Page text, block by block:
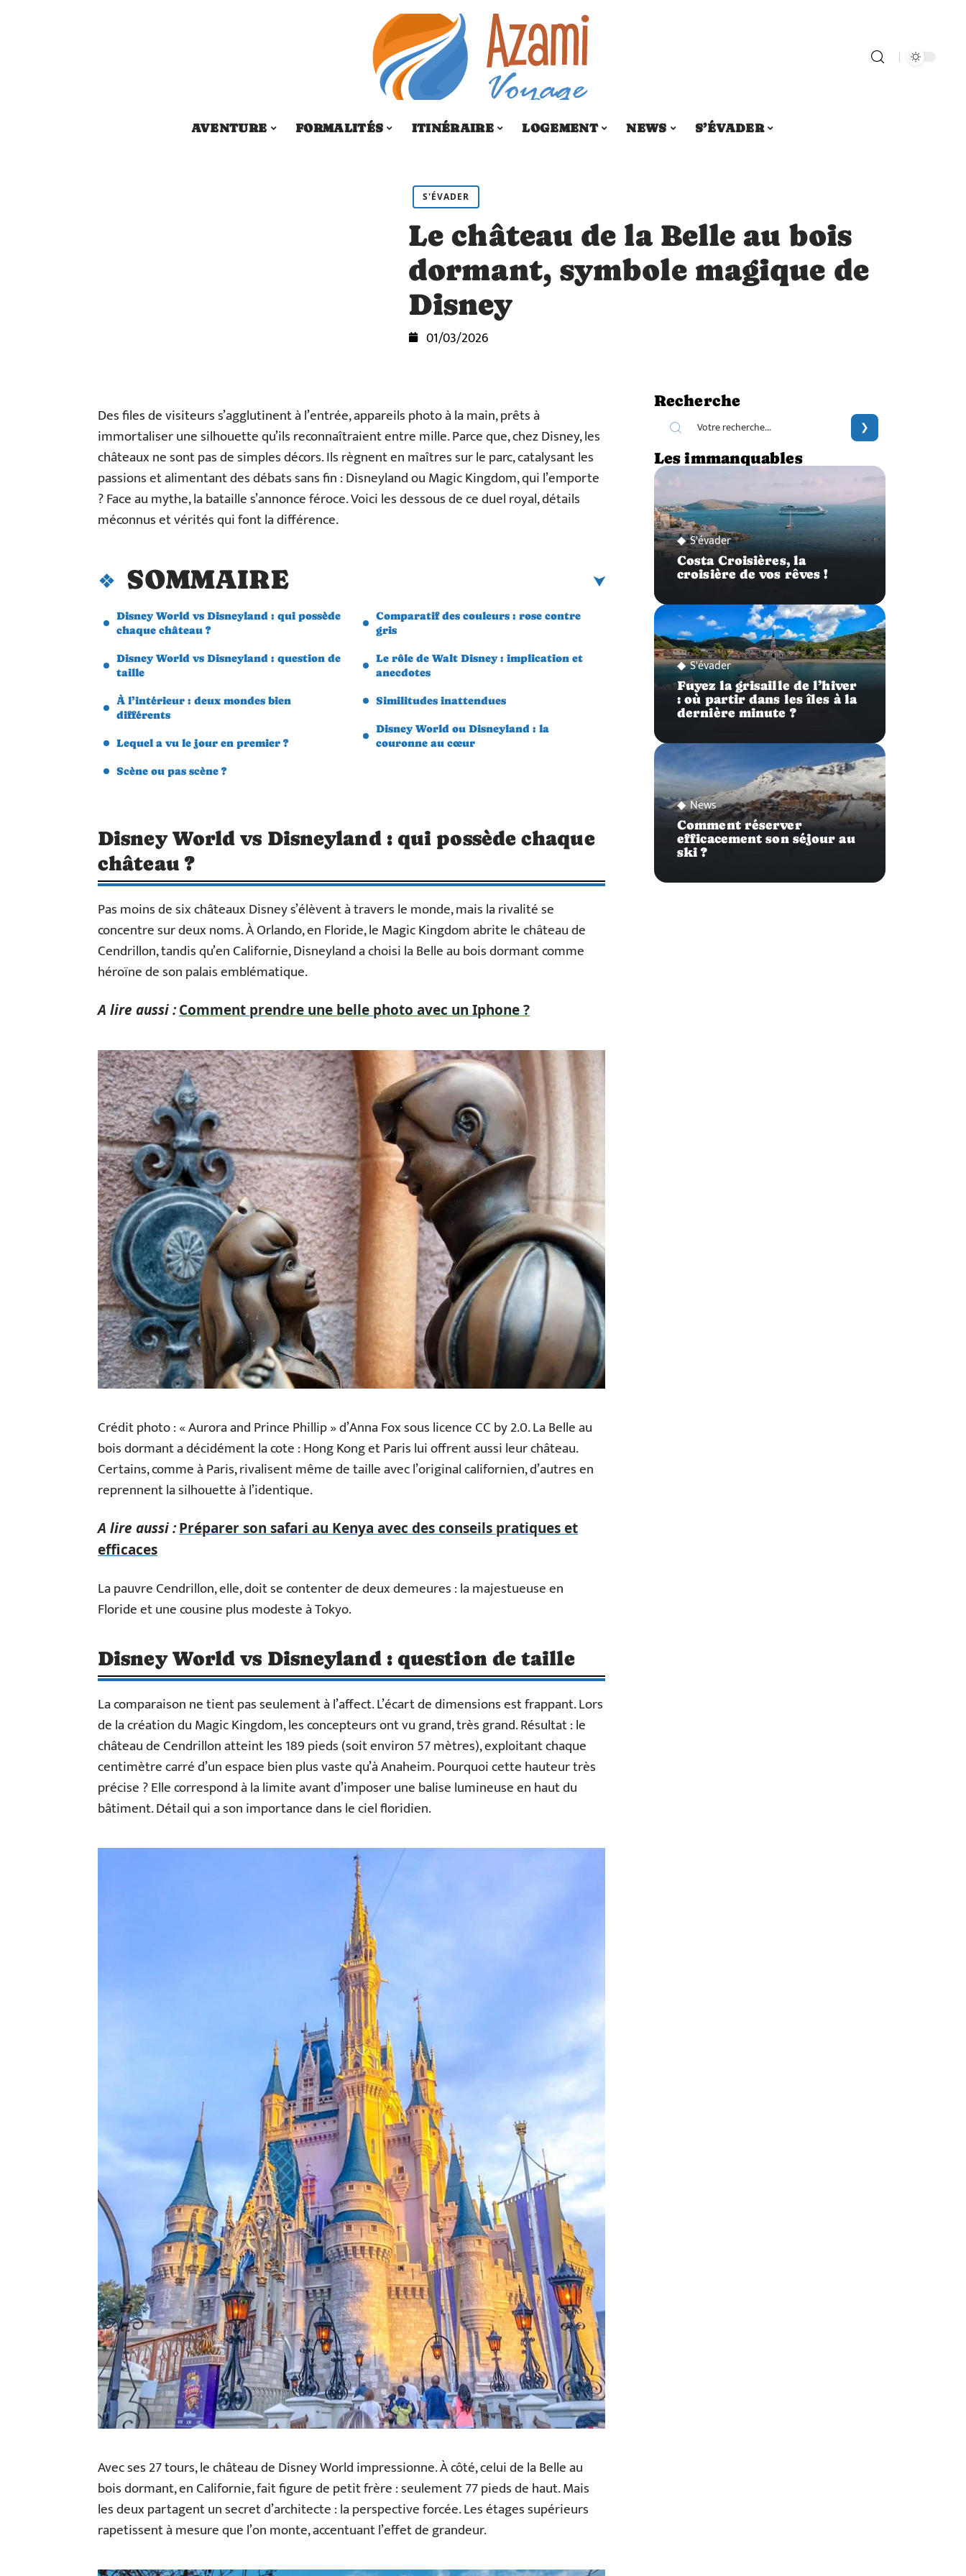
AVENTURE FORMALITÉS ITINÉRAIRE LOGEMENT NEWS S’ÉVADER
S'ÉVADER
Le château de la Belle au bois
dormant, symbole magique de
Disney
01/03/2026
Des files de visiteurs s’agglutinent à l’entrée, appareils photo à la main, prêts à
immortaliser une silhouette qu’ils reconnaîtraient entre mille. Parce que, chez Disney, les
châteaux ne sont pas de simples décors. Ils règnent en maîtres sur le parc, catalysant les
passions et alimentant des débats sans fin : Disneyland ou Magic Kingdom, qui l’emporte
? Face au mythe, la bataille s’annonce féroce. Voici les dessous de ce duel royal, détails
méconnus et vérités qui font la différence.
SOMMAIRE
Disney World vs Disneyland : qui possède
chaque château ?
Disney World vs Disneyland : question de
taille
À l’intérieur : deux mondes bien
différents
Lequel a vu le jour en premier ?
Scène ou pas scène ?
Comparatif des couleurs : rose contre
gris
Le rôle de Walt Disney : implication et
anecdotes
Similitudes inattendues
Disney World ou Disneyland : la
couronne au cœur
Disney World vs Disneyland : qui possède chaque
château ?
Pas moins de six châteaux Disney s’élèvent à travers le monde, mais la rivalité se
concentre sur deux noms. À Orlando, en Floride, le Magic Kingdom abrite le château de
Cendrillon, tandis qu’en Californie, Disneyland a choisi la Belle au bois dormant comme
héroïne de son palais emblématique.
A lire aussi :Comment prendre une belle photo avec un Iphone ?
Crédit photo : « Aurora and Prince Phillip » d’Anna Fox sous licence CC by 2.0. La Belle au
bois dormant a décidément la cote : Hong Kong et Paris lui offrent aussi leur château.
Certains, comme à Paris, rivalisent même de taille avec l’original californien, d’autres en
reprennent la silhouette à l’identique.
A lire aussi :Préparer son safari au Kenya avec des conseils pratiques et
efficaces
La pauvre Cendrillon, elle, doit se contenter de deux demeures : la majestueuse en
Floride et une cousine plus modeste à Tokyo.
Disney World vs Disneyland : question de taille
La comparaison ne tient pas seulement à l’affect. L’écart de dimensions est frappant. Lors
de la création du Magic Kingdom, les concepteurs ont vu grand, très grand. Résultat : le
château de Cendrillon atteint les 189 pieds (soit environ 57 mètres), exploitant chaque
centimètre carré d’un espace bien plus vaste qu’à Anaheim. Pourquoi cette hauteur très
précise ? Elle correspond à la limite avant d’imposer une balise lumineuse en haut du
bâtiment. Détail qui a son importance dans le ciel floridien.
Avec ses 27 tours, le château de Disney World impressionne. À côté, celui de la Belle au
bois dormant, en Californie, fait figure de petit frère : seulement 77 pieds de haut. Mais
les deux partagent un secret d’architecte : la perspective forcée. Les étages supérieurs
rapetissent à mesure que l’on monte, accentuant l’effet de grandeur.
Recherche
Les immanquables
S'évader
Costa Croisières, la
croisière de vos rêves !
S'évader
Fuyez la grisaille de l’hiver
: où partir dans les îles à la
dernière minute ?
News
Comment réserver
efficacement son séjour au
ski ?